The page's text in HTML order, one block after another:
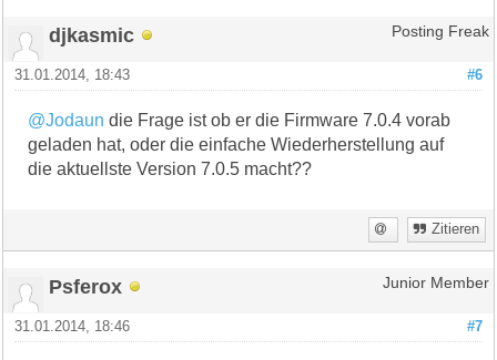
djkasmic Posting Freak
#6
31.01.2014, 18:43
@Jodaun die Frage ist ob er die Firmware 7.0.4 vorab
geladen hat, oder die einfache Wiederherstellung auf
die aktuellste Version 7.0.5 macht??
Zitieren
Psferox Junior Member
#7
31.01.2014, 18:46